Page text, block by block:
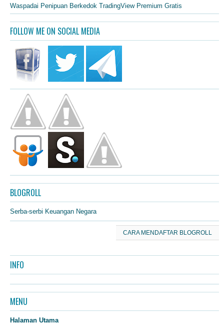
Waspadai Penipuan Berkedok TradingView Premium Gratis
FOLLOW ME ON SOCIAL MEDIA
BLOGROLL
Serba-serbi Keuangan Negara
CARA MENDAFTAR BLOGROLL
INFO
MENU
Halaman Utama